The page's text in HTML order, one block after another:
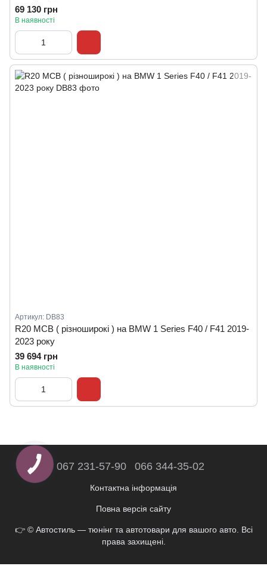
69 130 грн
В наявності
Артикул: DB83
R20 MCB ( різноширокі ) на BMW 1 Series F40 / F41 2019-
2023 року
39 694 грн
В наявності
067 231-57-90 066 344-35-02
Контактна інформація
Повна версія сайту
👉 © Автостиль — тюнінг та автотовари для вашого авто. Всі
права захищені.